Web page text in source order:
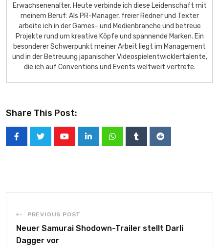
Erwachsenenalter. Heute verbinde ich diese Leidenschaft mit
meinem Beruf: Als PR-Manager, freier Redner und Texter
arbeite ich in der Games- und Medienbranche und betreue
Projekte rund um kreative Köpfe und spannende Marken. Ein
besonderer Schwerpunkt meiner Arbeit liegt im Management
und in der Betreuung japanischer Videospielentwicklertalente,
die ich auf Conventions und Events weltweit vertrete.
Share This Post:
PREVIOUS POST
Neuer Samurai Shodown-Trailer stellt Darli
Dagger vor